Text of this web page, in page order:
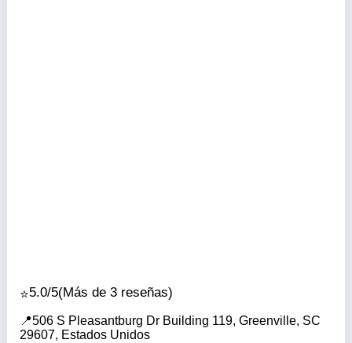
5.0/5(Más de 3 reseñas)
506 S Pleasantburg Dr Building 119, Greenville, SC
29607, Estados Unidos